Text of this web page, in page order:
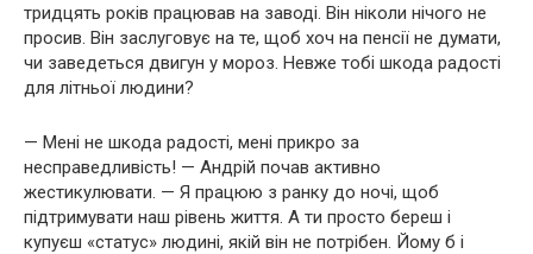
тридцять років працював на заводі. Він ніколи нічого не
просив. Він заслуговує на те, щоб хоч на пенсії не думати,
чи заведеться двигун у мороз. Невже тобі шкода радості
для літньої людини?
— Мені не шкода радості, мені прикро за
несправедливість! — Андрій почав активно
жестикулювати. — Я працюю з ранку до ночі, щоб
підтримувати наш рівень життя. А ти просто береш і
купуєш «статус» людині, якій він не потрібен. Йому б і